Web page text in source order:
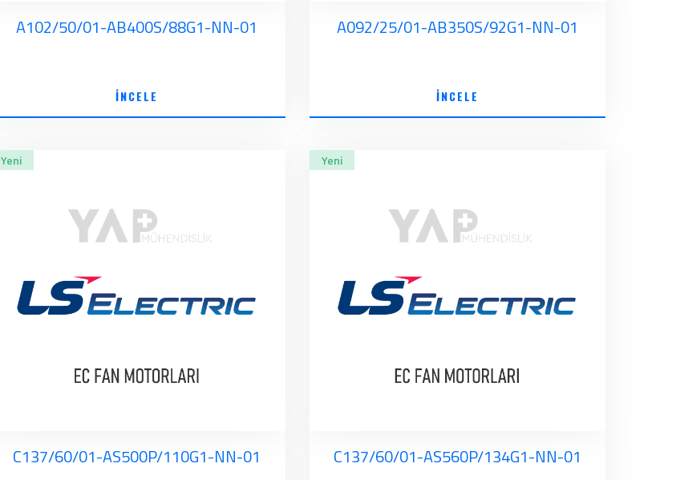
A102/50/01-AB400S/88G1-NN-01
İNCELE
A092/25/01-AB350S/92G1-NN-01
İNCELE
Yeni
C137/60/01-AS500P/110G1-NN-01
Yeni
C137/60/01-AS560P/134G1-NN-01